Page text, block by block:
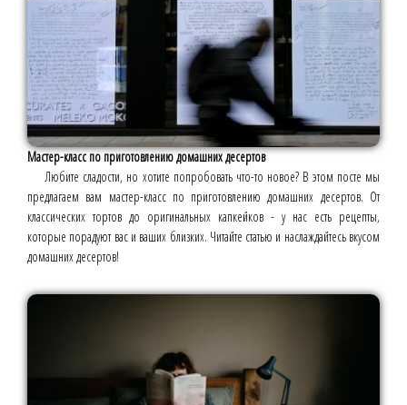
Мастер-класс по приготовлению домашних десертов
Любите сладости, но хотите попробовать что-то новое? В этом посте мы
предлагаем вам мастер-класс по приготовлению домашних десертов. От
классических тортов до оригинальных капкейков - у нас есть рецепты,
которые порадуют вас и ваших близких. Читайте статью и наслаждайтесь вкусом
домашних десертов!